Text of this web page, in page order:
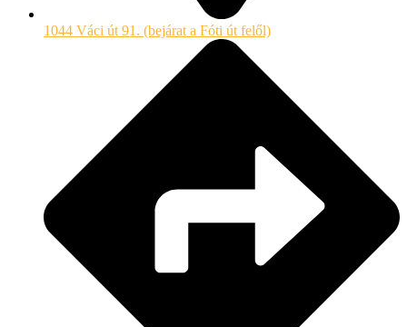
1044 Váci út 91. (bejárat a Fóti út felől)